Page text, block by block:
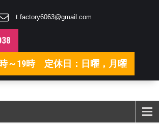
t.factory6063@gmail.com
～19時 定休日：日曜，月曜